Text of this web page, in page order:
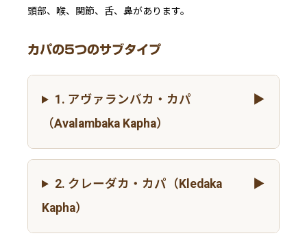
頭部、喉、関節、舌、鼻があります。
カパの5つのサブタイプ
1. アヴァランバカ・カパ
（Avalambaka Kapha）
2. クレーダカ・カパ（Kledaka
Kapha）